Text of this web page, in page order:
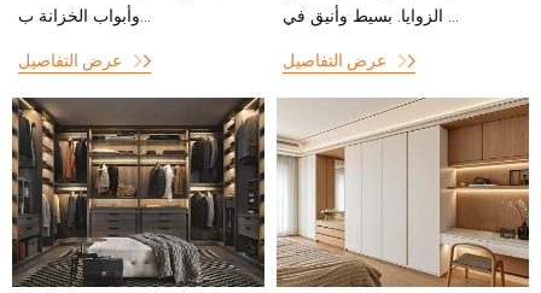
وأبواب الخزانة ب...
عرض التفاصيل
الزوايا. بسيط وأنيق في ...
عرض التفاصيل